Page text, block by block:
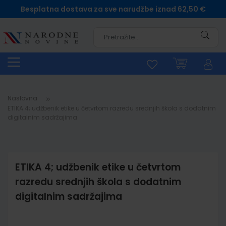
Besplatna dostava za sve narudžbe iznad 62,50 €
Naslovna
ETIKA 4; udžbenik etike u četvrtom
razredu srednjih škola s dodatnim
digitalnim sadržajima